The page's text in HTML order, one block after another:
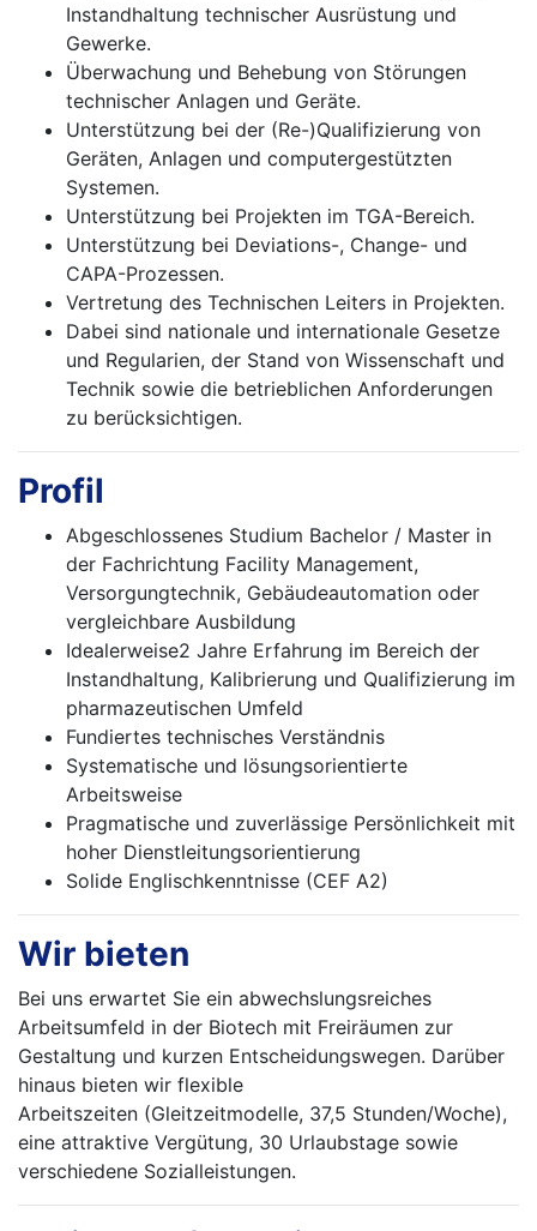
Instandhaltung technischer Ausrüstung und
Gewerke.
Überwachung und Behebung von Störungen
technischer Anlagen und Geräte.
Unterstützung bei der (Re-)Qualifizierung von
Geräten, Anlagen und computergestützten
Systemen.
Unterstützung bei Projekten im TGA-Bereich.
Unterstützung bei Deviations-, Change- und
CAPA-Prozessen.
Vertretung des Technischen Leiters in Projekten.
Dabei sind nationale und internationale Gesetze
und Regularien, der Stand von Wissenschaft und
Technik sowie die betrieblichen Anforderungen
zu berücksichtigen.
Profil
Abgeschlossenes Studium Bachelor / Master in
der Fachrichtung Facility Management,
Versorgungtechnik, Gebäudeautomation oder
vergleichbare Ausbildung
Idealerweise2 Jahre Erfahrung im Bereich der
Instandhaltung, Kalibrierung und Qualifizierung im
pharmazeutischen Umfeld
Fundiertes technisches Verständnis
Systematische und lösungsorientierte
Arbeitsweise
Pragmatische und zuverlässige Persönlichkeit mit
hoher Dienstleitungsorientierung
Solide Englischkenntnisse (CEF A2)
Wir bieten
Bei uns erwartet Sie ein abwechslungsreiches
Arbeitsumfeld in der Biotech mit Freiräumen zur
Gestaltung und kurzen Entscheidungswegen. Darüber
hinaus bieten wir flexible
Arbeitszeiten (Gleitzeitmodelle, 37,5 Stunden/Woche),
eine attraktive Vergütung, 30 Urlaubstage sowie
verschiedene Sozialleistungen.